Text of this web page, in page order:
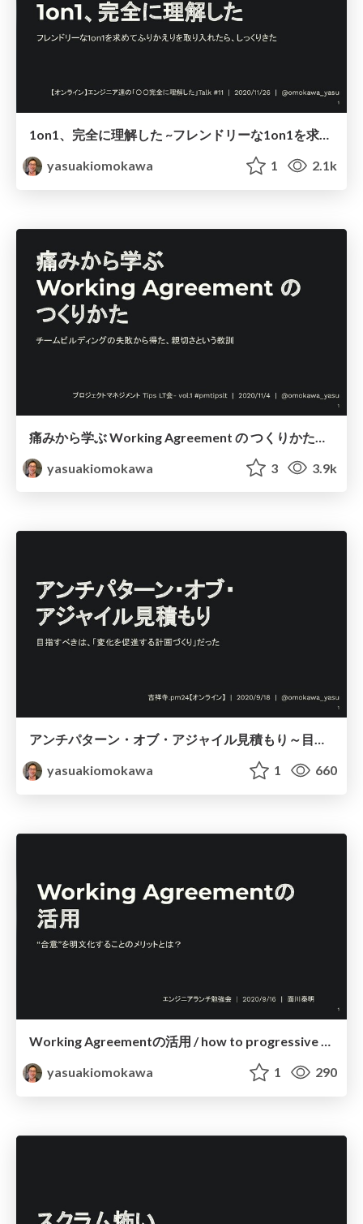
1on1、完全に理解した ~フレンドリーな1on1を求めてふりかえりを取り入れたら、しっくりきた ~ / retrospective 1on1 to be on friendly
yasuakiomokawa
1 2.1k
yasuakiomokawa
3 3.9k
アンチパターン・オブ・アジャイル見積もり～目指すべきは、「変化を促進する計画づくり」だった～ / go to agiled planning
yasuakiomokawa
1 660
Working Agreementの活用 / how to progressive operation with working agreement
yasuakiomokawa
1 290